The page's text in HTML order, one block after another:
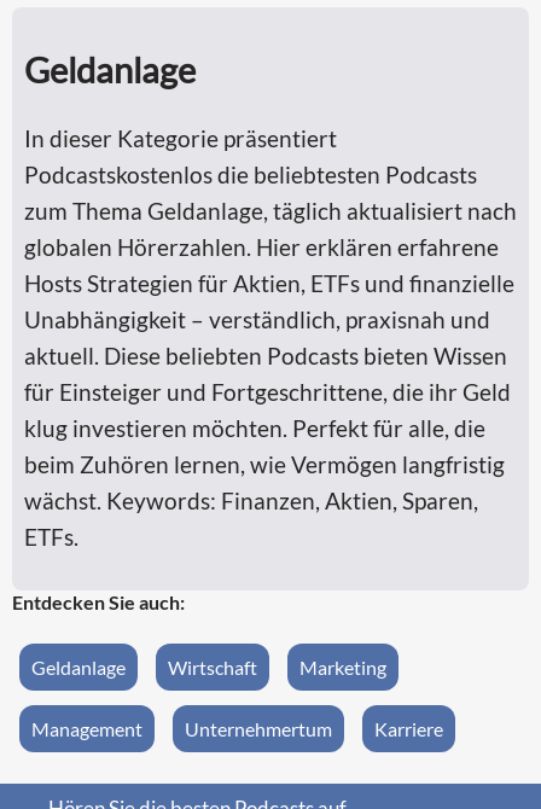
Geldanlage
In dieser Kategorie präsentiert
Podcastskostenlos die beliebtesten Podcasts
zum Thema Geldanlage, täglich aktualisiert nach
globalen Hörerzahlen. Hier erklären erfahrene
Hosts Strategien für Aktien, ETFs und finanzielle
Unabhängigkeit – verständlich, praxisnah und
aktuell. Diese beliebten Podcasts bieten Wissen
für Einsteiger und Fortgeschrittene, die ihr Geld
klug investieren möchten. Perfekt für alle, die
beim Zuhören lernen, wie Vermögen langfristig
wächst. Keywords: Finanzen, Aktien, Sparen,
ETFs.
Entdecken Sie auch:
Geldanlage Wirtschaft Marketing
Management Unternehmertum Karriere